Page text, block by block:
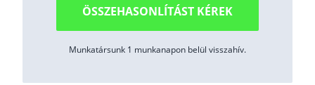
ÖSSZEHASONLÍTÁST KÉREK
Munkatársunk 1 munkanapon belül visszahív.